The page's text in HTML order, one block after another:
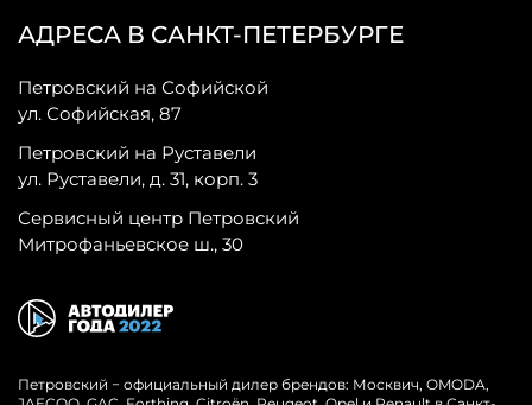
АДРЕСА В САНКТ-ПЕТЕРБУРГЕ
Петровский на Софийской
ул. Софийская, 87
Петровский на Руставели
ул. Руставели, д. 31, корп. 3
Сервисный центр Петровский
Митрофаньевское ш., 30
Петровский − официальный дилер брендов: Москвич, OMODA,